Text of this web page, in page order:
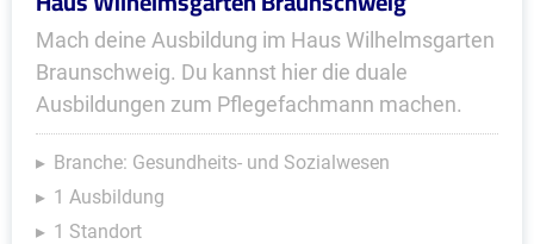
Mach deine Ausbildung im Haus Wilhelmsgarten
Braunschweig. Du kannst hier die duale
Ausbildungen zum Pflegefachmann machen.
Branche: Gesundheits- und Sozialwesen
1 Ausbildung
1 Standort